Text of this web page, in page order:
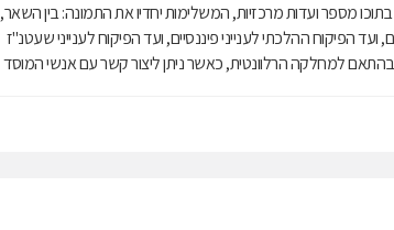
מספר ועדות מרכזיות, המשלימות יחדיו את התמונה: בין השאר,
הפיקוח ההלכתי לענייני פיננסיים, ועד הפיקוח לענייני שעטנ''ז
למחלקה הרלוונטית, כאשר ניתן ליצור קשר עם אנשי המוסד